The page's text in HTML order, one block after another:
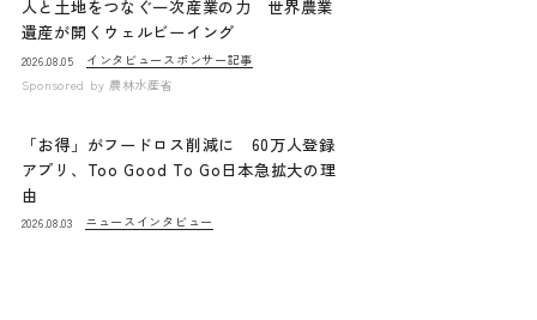
人と土地をつなぐ一次産業の力 世界農業
遺産が開くウェルビーイング
2026.08.05 インタビュー スポンサー記事
Sponsored by 農林水産省
「お得」がフードロス削減に 60万人登録
アプリ、Too Good To Go日本急拡大の理
由
2026.08.03 ニュース インタビュー